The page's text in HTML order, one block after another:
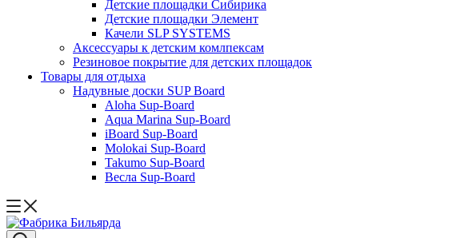
Детские площадки Сибирика
Детские площадки Элемент
Качели SLP SYSTEMS
Аксессуары к детским комлпексам
Резиновое покрытие для детских площадок
Товары для отдыха
Надувные доски SUP Board
Aloha Sup-Board
Aqua Marina Sup-Board
iBoard Sup-Board
Molokai Sup-Board
Takumo Sup-Board
Весла Sup-Board